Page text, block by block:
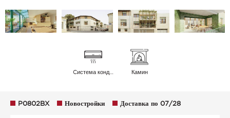
Cистема кондиционирования воздуха Камин
P0802BX Новостройки Доставка по 07/28